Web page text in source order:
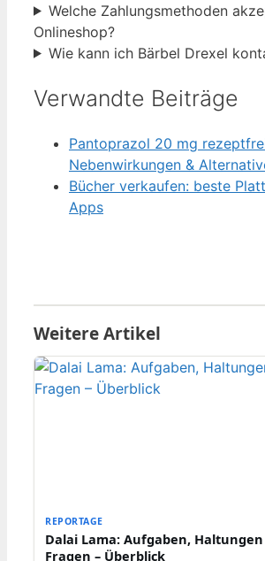
Welche Zahlungsmethoden
Onlineshop?
Wie kann ich Bärbel Drexel
Verwandte Beiträge
Pantoprazol 20 mg
Nebenwirkungen &
Bücher verkaufen: beste
Apps
Weitere Artikel
REPORTAGE
Dalai Lama: Aufgaben,
Fragen – Überblick